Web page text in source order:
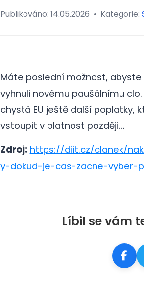
Publikováno: 14.05.2026 • Kategorie:
Máte poslední možnost, abyste
vyhnuli novému paušálnímu clo.
chystá EU ještě další poplatky,
vstoupit v platnost později…
Zdroj: https://diit.cz/clanek/
y-dokud-je-cas-zacne-vyber-
Líbil se vám